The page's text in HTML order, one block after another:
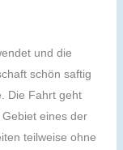
und die
schön saftig
Die Fahrt geht
eines der
teilweise ohne